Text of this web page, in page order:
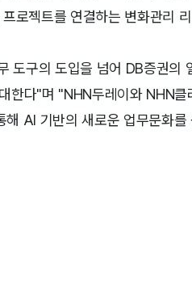
로젝트를 연결하는 변화관리
도구의 도입을 넘어 DB증권의
한다"며 "NHN두레이와 NHN클
AI 기반의 새로운 업무문화를